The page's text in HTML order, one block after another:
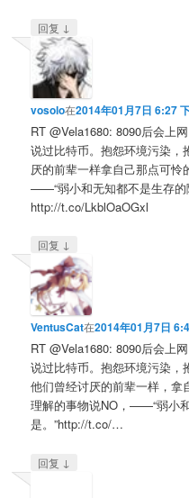
回复 ↓
vosolo在2014年01月7日 6:27
RT @Vela1680: 8090后会上
说过比特币。抱怨环境污染
厌的前辈一样拿自己那点可怜
——“弱小和无知都不是生存的
http://t.co/LkblOaOGxl
回复 ↓
VentusCat在2014年01月7日
RT @Vela1680: 8090后会上
说过比特币。抱怨环境污染
他们曾经讨厌的前辈一样，拿
理解的事物说NO，——“弱小
是。”http://t.co/…
回复 ↓